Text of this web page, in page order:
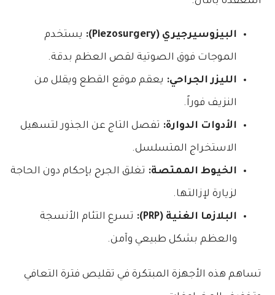
البيزوسيرجيري (Piezosurgery): يستخدم
الموجات فوق الصوتية لقص العظم بدقة.
الليزر الجراحي: يعقم موقع القطع ويقلل من
النزيف فوراً.
الأدوات الدوارة: تفصل التاج عن الجذور لتسهيل
الاستخراج المتسلسل.
الخيوط الممتصة: تغلق الجرح بإحكام دون الحاجة
لزيارة لإزالتها.
البلازما الغنية (PRP): تسرع التئام الأنسجة
والعظم بشكل طبيعي وآمن.
تساهم هذه الأجهزة المبتكرة في تقليص فترة التعافي